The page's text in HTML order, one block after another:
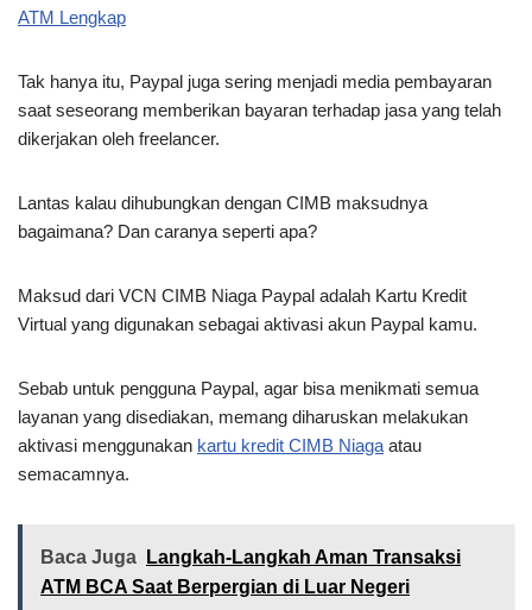
ATM Lengkap
Tak hanya itu, Paypal juga sering menjadi media pembayaran
saat seseorang memberikan bayaran terhadap jasa yang telah
dikerjakan oleh freelancer.
Lantas kalau dihubungkan dengan CIMB maksudnya
bagaimana? Dan caranya seperti apa?
Maksud dari VCN CIMB Niaga Paypal adalah Kartu Kredit
Virtual yang digunakan sebagai aktivasi akun Paypal kamu.
Sebab untuk pengguna Paypal, agar bisa menikmati semua
layanan yang disediakan, memang diharuskan melakukan
aktivasi menggunakan kartu kredit CIMB Niaga atau
semacamnya.
Baca Juga
Langkah-Langkah Aman Transaksi
ATM BCA Saat Berpergian di Luar Negeri